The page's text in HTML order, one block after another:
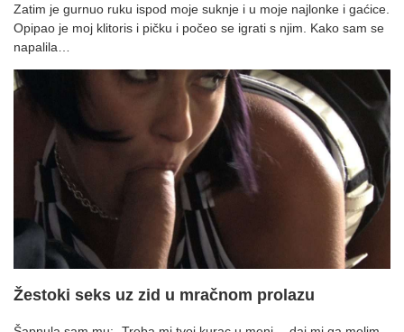
Zatim je gurnuo ruku ispod moje suknje i u moje najlonke i gaćice.
Opipao je moj klitoris i pičku i počeo se igrati s njim. Kako sam se
napalila…
Žestoki seks uz zid u mračnom prolazu